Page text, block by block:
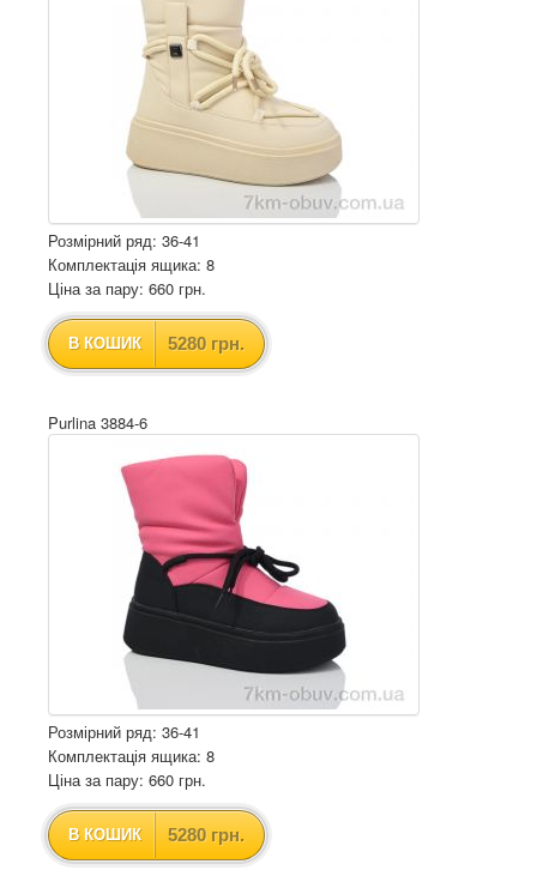
Розмірний ряд: 36-41
Комплектація ящика: 8
Ціна за пару: 660 грн.
В КОШИК 5280 грн.
Purlina 3884-6
Розмірний ряд: 36-41
Комплектація ящика: 8
Ціна за пару: 660 грн.
В КОШИК 5280 грн.